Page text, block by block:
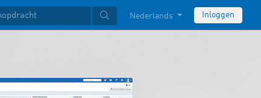
Nederlands Inloggen